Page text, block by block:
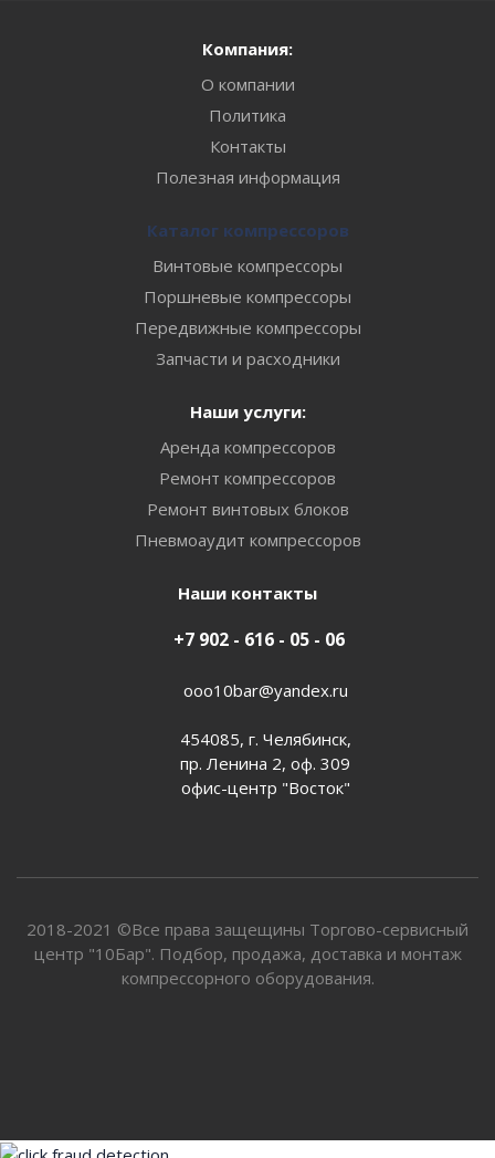
Компания:
О компании
Политика
Контакты
Полезная информация
Каталог компрессоров
Винтовые компрессоры
Поршневые компрессоры
Передвижные компрессоры
Запчасти и расходники
Наши услуги:
Аренда компрессоров
Ремонт компрессоров
Ремонт винтовых блоков
Пневмоаудит компрессоров
Наши контакты
+7 902 - 616 - 05 - 06
ooo10bar@yandex.ru
454085, г. Челябинск,
пр. Ленина 2, оф. 309
офис-центр "Восток"
2018-2021 ©Все права защещины Торгово-сервисный
центр "10Бар". Подбор, продажа, доставка и монтаж
компрессорного оборудования.